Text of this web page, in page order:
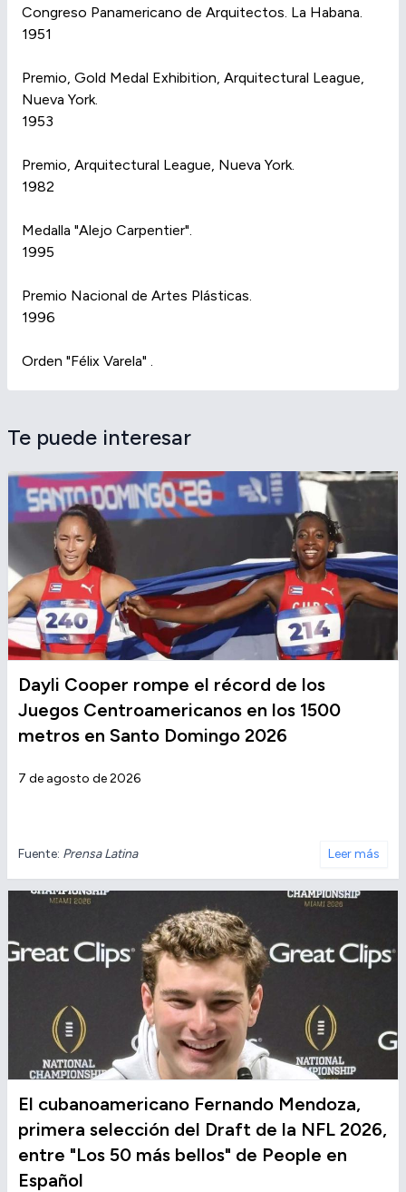
Congreso Panamericano de Arquitectos. La Habana.
1951
Premio, Gold Medal Exhibition, Arquitectural League,
Nueva York.
1953
Premio, Arquitectural League, Nueva York.
1982
Medalla "Alejo Carpentier".
1995
Premio Nacional de Artes Plásticas.
1996
Orden "Félix Varela" .
Te puede interesar
Dayli Cooper rompe el récord de los
Juegos Centroamericanos en los 1500
metros en Santo Domingo 2026
7 de agosto de 2026
Fuente: Prensa Latina Leer más
El cubanoamericano Fernando Mendoza,
primera selección del Draft de la NFL 2026,
entre "Los 50 más bellos" de People en
Español